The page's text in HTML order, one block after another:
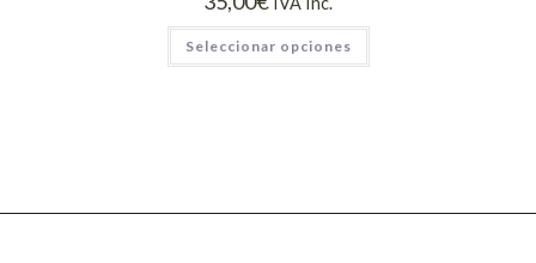
Seleccionar opciones